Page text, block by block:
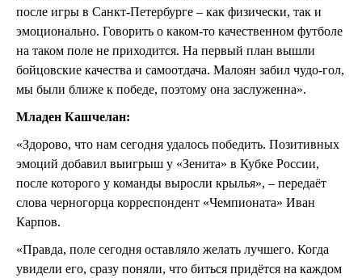
после игры в Санкт-Петербурге – как физически, так и
эмоционально. Говорить о каком-то качественном футболе
на таком поле не приходится. На первый план вышли
бойцовские качества и самоотдача. Малоян забил чудо-гол,
мы были ближе к победе, поэтому она заслуженна».
Младен Кашчелан:
«Здорово, что нам сегодня удалось победить. Позитивных
эмоций добавил выигрыш у «Зенита» в Кубке России,
после которого у команды выросли крылья», – передаёт
слова черногорца корреспондент «Чемпионата» Иван
Карпов.
«Правда, поле сегодня оставляло желать лучшего. Когда
увидели его, сразу поняли, что биться придётся на каждом